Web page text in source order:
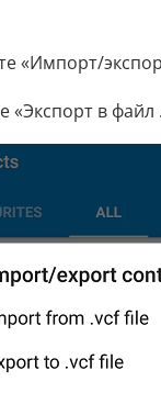
«Импорт/
в файл